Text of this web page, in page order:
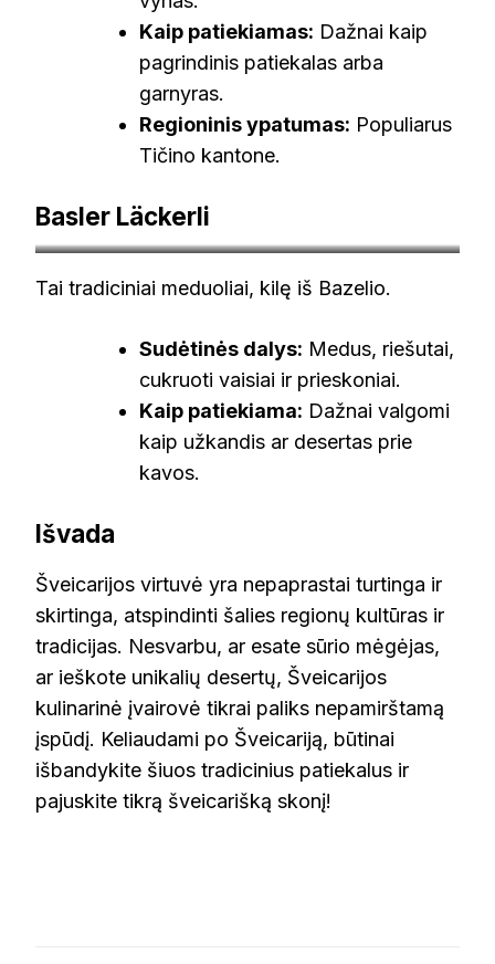
Kaip patiekiamas: Dažnai kaip
pagrindinis patiekalas arba
garnyras.
Regioninis ypatumas: Populiarus
Tičino kantone.
Basler Läckerli
Tai tradiciniai meduoliai, kilę iš Bazelio.
Sudėtinės dalys: Medus, riešutai,
cukruoti vaisiai ir prieskoniai.
Kaip patiekiama: Dažnai valgomi
kaip užkandis ar desertas prie
kavos.
Išvada
Šveicarijos virtuvė yra nepaprastai turtinga ir
skirtinga, atspindinti šalies regionų kultūras ir
tradicijas. Nesvarbu, ar esate sūrio mėgėjas,
ar ieškote unikalių desertų, Šveicarijos
kulinarinė įvairovė tikrai paliks nepamirštamą
įspūdį. Keliaudami po Šveicariją, būtinai
išbandykite šiuos tradicinius patiekalus ir
pajuskite tikrą šveicarišką skonį!